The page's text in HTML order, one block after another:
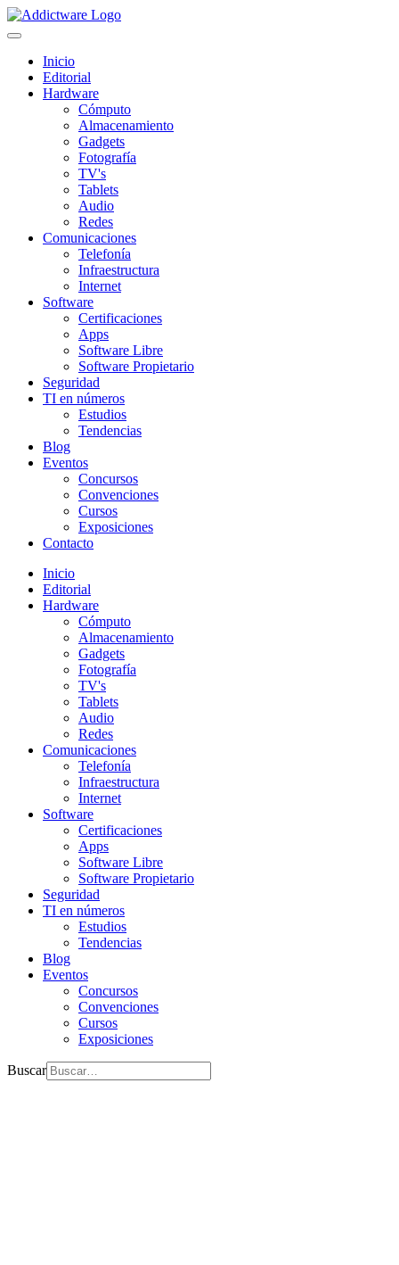
Inicio
Editorial
Hardware
Cómputo
Almacenamiento
Gadgets
Fotografía
TV's
Tablets
Audio
Redes
Comunicaciones
Telefonía
Infraestructura
Internet
Software
Certificaciones
Apps
Software Libre
Software Propietario
Seguridad
TI en números
Estudios
Tendencias
Blog
Eventos
Concursos
Convenciones
Cursos
Exposiciones
Contacto
Inicio
Editorial
Hardware
Cómputo
Almacenamiento
Gadgets
Fotografía
TV's
Tablets
Audio
Redes
Comunicaciones
Telefonía
Infraestructura
Internet
Software
Certificaciones
Apps
Software Libre
Software Propietario
Seguridad
TI en números
Estudios
Tendencias
Blog
Eventos
Concursos
Convenciones
Cursos
Exposiciones
Buscar